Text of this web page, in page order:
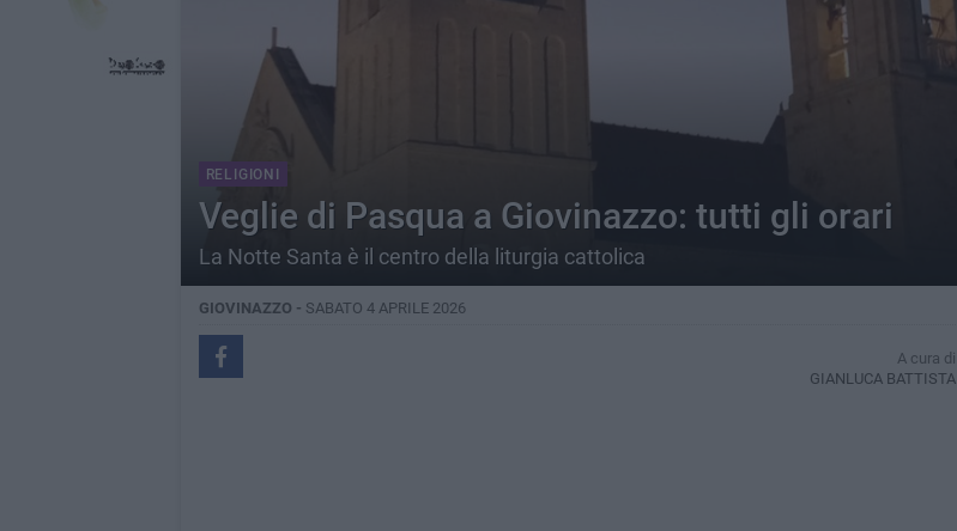
RELIGIONI
Veglie di Pasqua a Giovinazzo: tutti gli orari
La Notte Santa è il centro della liturgia cattolica
GIOVINAZZO - SABATO 4 APRILE 2026
A cura di
GIANLUCA BATTISTA